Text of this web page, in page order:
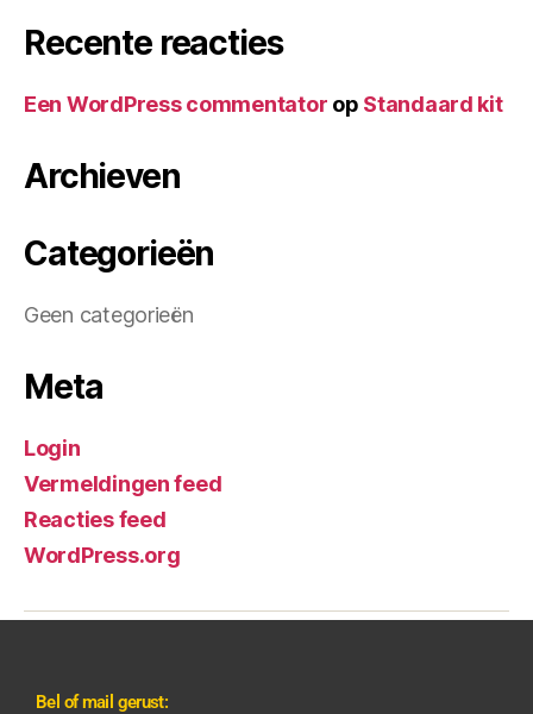
Recente reacties
Een WordPress commentator op Standaard kit
Archieven
Categorieën
Geen categorieën
Meta
Login
Vermeldingen feed
Reacties feed
WordPress.org
Bel of mail gerust: